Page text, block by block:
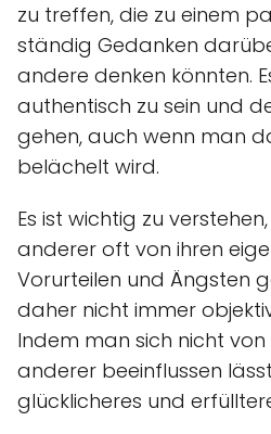
zu treffen, die zu einem
ständig Gedanken
andere denken könnten.
authentisch zu sein und
gehen, auch wenn man
belächelt wird.
Es ist wichtig zu
anderer oft von ihren
Vorurteilen und Ängsten
daher nicht immer
Indem man sich nicht
anderer beeinflussen
glücklicheres und